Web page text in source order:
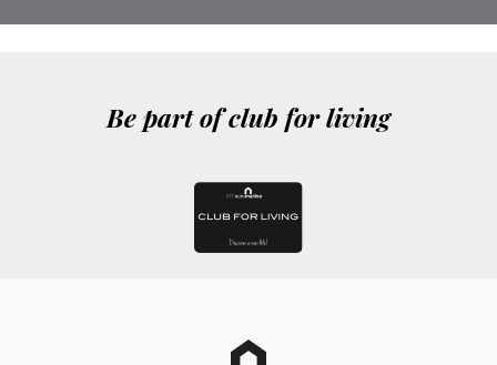
Be part of club for living